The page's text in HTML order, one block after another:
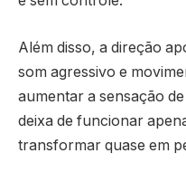
Além disso, a direção
som agressivo e
aumentar a sensação
deixa de funcionar
transformar quase em